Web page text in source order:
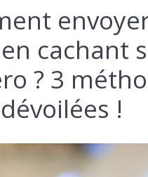
en cachant
? 3
dévoilées !